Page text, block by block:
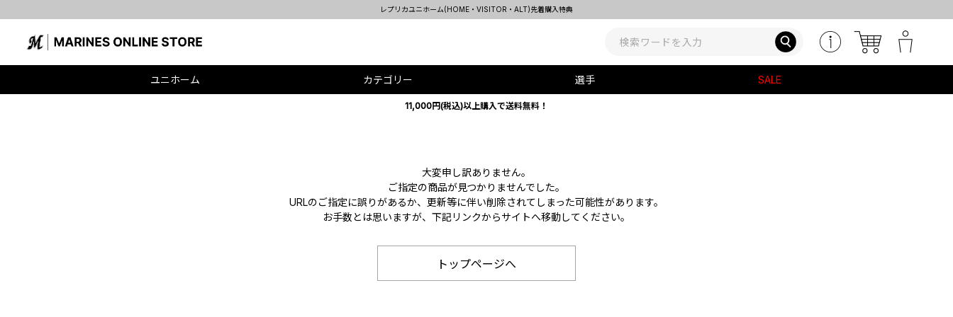
レプリカユニホーム(HOME・VISITOR・ALT)先着購入特典
ユニホーム カテゴリー 選手 SALE
11,000円(税込)以上購入で送料無料！
大変申し訳ありません。
ご指定の商品が見つかりませんでした。
URLのご指定に誤りがあるか、更新等に伴い削除されてしまった可能性があります。
お手数とは思いますが、下記リンクからサイトへ移動してください。
トップページへ